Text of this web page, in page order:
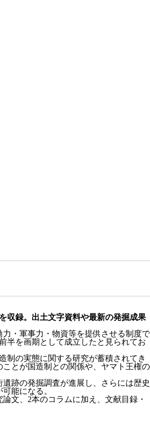
収録。出土文字資料や最新の発掘成果
・軍事力・物資等を提供させる制度で
半を画期として成立したと見られてお
制の実態に関する研究が蓄積されてき
とが国造制との関係や、ヤマト王権の
跡の発掘調査が進展し、さらには歴史
能になる。
文、2本のコラムに加え、文献目録・